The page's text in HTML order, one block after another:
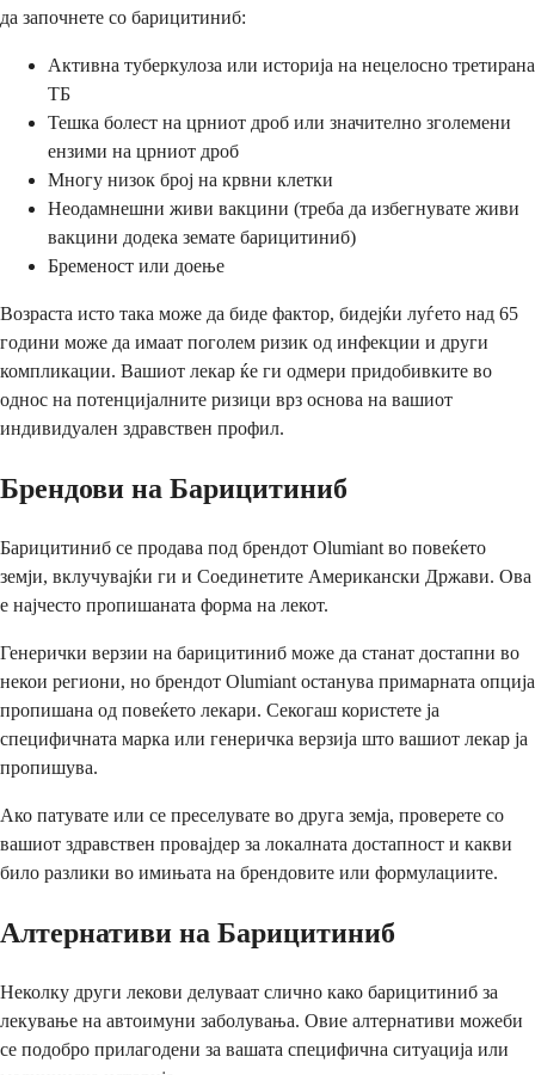
да започнете со барицитиниб:
Активна туберкулоза или историја на нецелосно третирана
ТБ
Тешка болест на црниот дроб или значително зголемени
ензими на црниот дроб
Многу низок број на крвни клетки
Неодамнешни живи вакцини (треба да избегнувате живи
вакцини додека земате барицитиниб)
Бременост или доење
Возраста исто така може да биде фактор, бидејќи луѓето над 65
години може да имаат поголем ризик од инфекции и други
компликации. Вашиот лекар ќе ги одмери придобивките во
однос на потенцијалните ризици врз основа на вашиот
индивидуален здравствен профил.
Брендови на Барицитиниб
Барицитиниб се продава под брендот Olumiant во повеќето
земји, вклучувајќи ги и Соединетите Американски Држави. Ова
е најчесто пропишаната форма на лекот.
Генерички верзии на барицитиниб може да станат достапни во
некои региони, но брендот Olumiant останува примарната опција
пропишана од повеќето лекари. Секогаш користете ја
специфичната марка или генеричка верзија што вашиот лекар ја
пропишува.
Ако патувате или се преселувате во друга земја, проверете со
вашиот здравствен провајдер за локалната достапност и какви
било разлики во имињата на брендовите или формулациите.
Алтернативи на Барицитиниб
Неколку други лекови делуваат слично како барицитиниб за
лекување на автоимуни заболувања. Овие алтернативи можеби
се подобро прилагодени за вашата специфична ситуација или